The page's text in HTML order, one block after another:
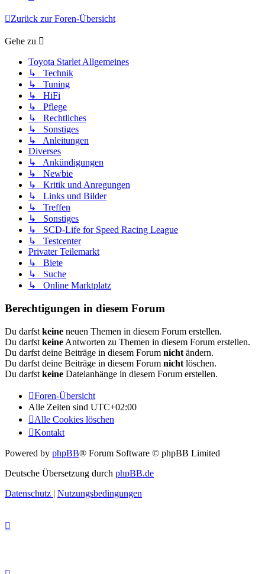
Zurück zur Foren-Übersicht
Gehe zu
Toyota Starlet Allgemeines
↳ Technik
↳ Tuning
↳ HiFi
↳ Pflege
↳ Rechtliches
↳ Sonstiges
↳ Anleitungen
Diverses
↳ Ankündigungen
↳ Newbie
↳ Kritik und Anregungen
↳ Links und Bilder
↳ Treffen
↳ Sonstiges
↳ SCD-Life for Speed Racing League
↳ Testcenter
Privater Teilemarkt
↳ Biete
↳ Suche
↳ Online Marktplatz
Berechtigungen in diesem Forum
Du darfst keine neuen Themen in diesem Forum erstellen.
Du darfst keine Antworten zu Themen in diesem Forum erstellen.
Du darfst deine Beiträge in diesem Forum nicht ändern.
Du darfst deine Beiträge in diesem Forum nicht löschen.
Du darfst keine Dateianhänge in diesem Forum erstellen.
Foren-Übersicht
Alle Zeiten sind UTC+02:00
Alle Cookies löschen
Kontakt
Powered by phpBB® Forum Software © phpBB Limited
Deutsche Übersetzung durch phpBB.de
Datenschutz | Nutzungsbedingungen